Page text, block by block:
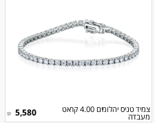
צמיד טניס יהלומים 4.00 קראט
מעבדה
5,580
₪